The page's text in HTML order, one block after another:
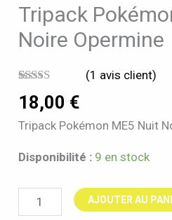
Tripack
Noire Opermine
Noté
5.00
sur 5 basé
1
notation
client
(1 avis client)
18,00 €
Tripack Pokémon ME5 Nuit
Disponibilité : 9 en stock
Noire
Opermine
AJOUTER AU